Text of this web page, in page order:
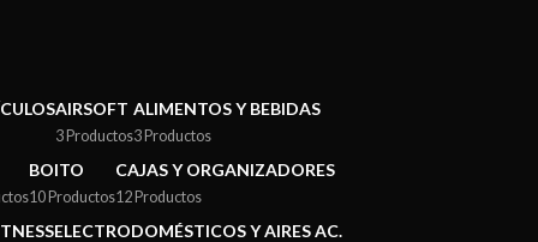
AIRSOFT
3 Productos
ALIMENTOS Y BEBIDAS
3 Productos
BOITO
10 Productos
CAJAS Y ORGANIZADORES
12 Productos
ELECTRODOMÉSTICOS Y AIRES AC.